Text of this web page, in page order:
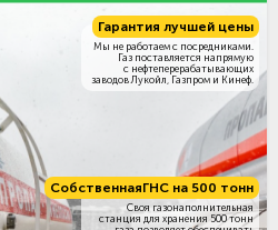
СобственнаяГНС на 500 тонн
Своя газонаполнительная
станция для хранения 500 тонн
Гарантия лучшей цены
Мы не работаем с посредниками.
Газ поставляется напрямую
с нефтеперерабатывающих
заводов Лукойл, Газпром и Кинеф.